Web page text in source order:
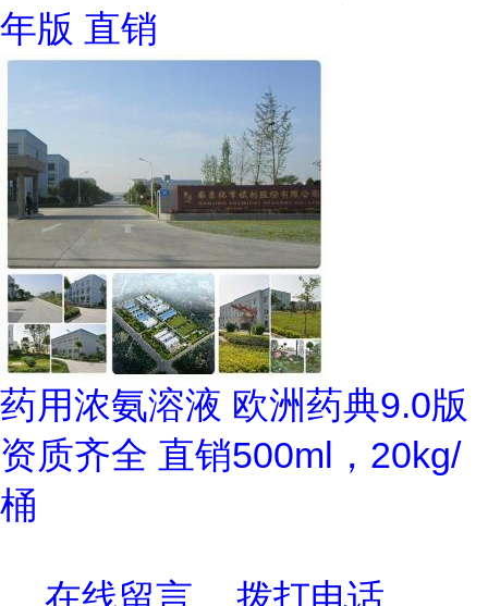
年版 直销
药用浓氨溶液 欧洲药典9.0版
资质齐全 直销500ml，20kg/
桶
在线留言 拨打电话